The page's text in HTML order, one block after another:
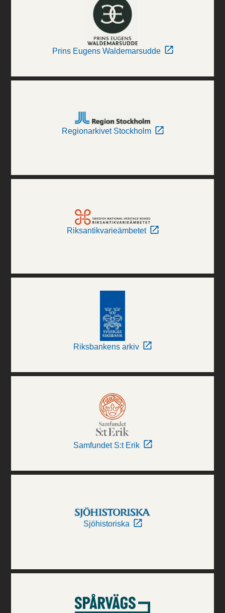
Prins Eugens Waldemarsudde
Regionarkivet Stockholm
Riksantikvarieämbetet
Riksbankens arkiv
Samfundet S:t Erik
Sjöhistoriska